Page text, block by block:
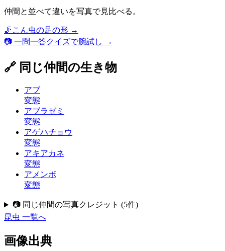
仲間と並べて違いを写真で見比べる。
🦵 こん虫の足の形 →
📷 一問一答クイズで腕試し →
🔗 同じ仲間の生き物
アブ
変態
アブラゼミ
変態
アゲハチョウ
変態
アキアカネ
変態
アメンボ
変態
📷 同じ仲間の写真クレジット (5件)
昆虫 一覧へ
画像出典